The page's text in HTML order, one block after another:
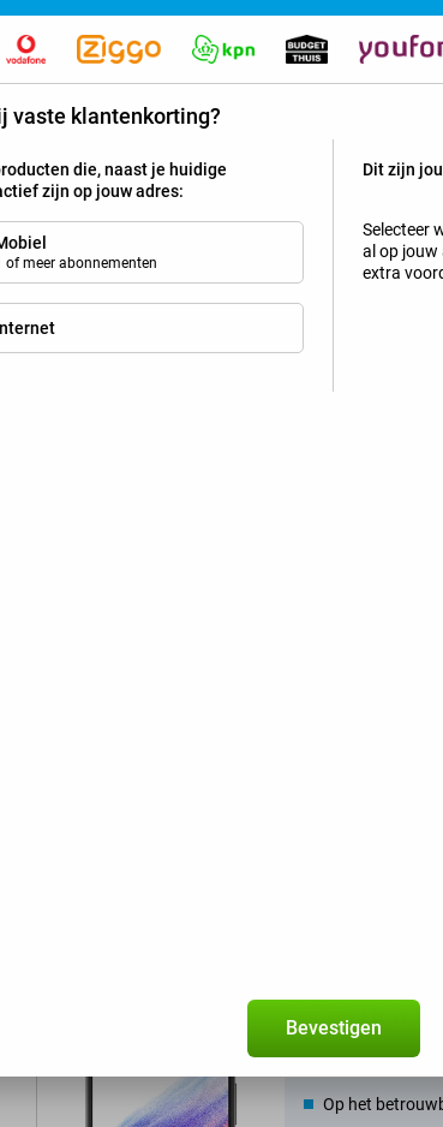
Krijg jij vaste klanten- of familiekorting
Tip! Selecteer de producten die al actief
Mobiel
Bekijk
Nieuw abonnement
Op het
vaste klantenkorting?
die, naast je huidige
zijn op jouw adres:
of meer abonnementen
Dit zijn
Selecteer
al op jouw
extra
Bevestigen